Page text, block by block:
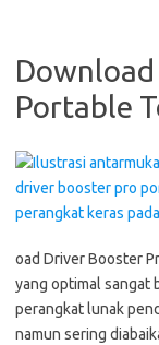
Portable
oad Driver Booster
yang optimal sangat
perangkat lunak
namun sering